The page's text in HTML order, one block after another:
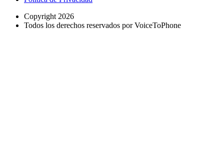
Copyright 2026
Todos los derechos reservados por VoiceToPhone